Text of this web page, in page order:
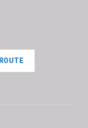
ROUTE